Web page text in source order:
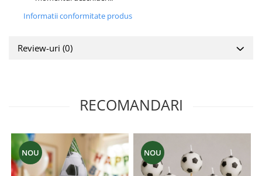
Informatii conformitate produs
Review-uri (0)
RECOMANDARI
NOU NOU